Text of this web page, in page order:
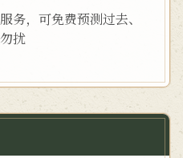
务，可免费预测过去、
扰